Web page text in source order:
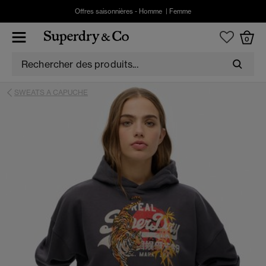
Offres saisonnières - Homme Femme
0
SWEATS A CAPUCHE